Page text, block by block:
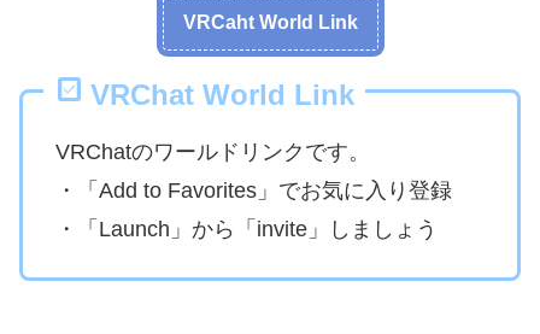
VRCaht World Link
VRChat World Link
VRChatのワールドリンクです。
・「Add to Favorites」でお気に入り登録
・「Launch」から「invite」しましょう